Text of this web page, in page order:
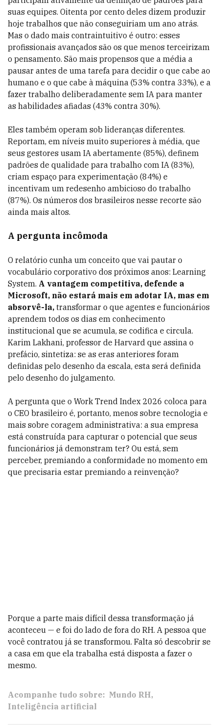
suas equipes. Oitenta por cento deles dizem produzir
hoje trabalhos que não conseguiriam um ano atrás.
Mas o dado mais contraintuitivo é outro: esses
profissionais avançados são os que menos terceirizam
o pensamento. São mais propensos que a média a
pausar antes de uma tarefa para decidir o que cabe ao
humano e o que cabe à máquina (53% contra 33%), e a
fazer trabalho deliberadamente sem IA para manter
as habilidades afiadas (43% contra 30%).
Eles também operam sob lideranças diferentes.
Reportam, em níveis muito superiores à média, que
seus gestores usam IA abertamente (85%), definem
padrões de qualidade para trabalho com IA (83%),
criam espaço para experimentação (84%) e
incentivam um redesenho ambicioso do trabalho
(87%). Os números dos brasileiros nesse recorte são
ainda mais altos.
A pergunta incômoda
O relatório cunha um conceito que vai pautar o
vocabulário corporativo dos próximos anos: Learning
System. A vantagem competitiva, defende a
Microsoft, não estará mais em adotar IA, mas em
absorvê-la, transformar o que agentes e funcionários
aprendem todos os dias em conhecimento
institucional que se acumula, se codifica e circula.
Karim Lakhani, professor de Harvard que assina o
prefácio, sintetiza: se as eras anteriores foram
definidas pelo desenho da escala, esta será definida
pelo desenho do julgamento.
A pergunta que o Work Trend Index 2026 coloca para
o CEO brasileiro é, portanto, menos sobre tecnologia e
mais sobre coragem administrativa: a sua empresa
está construída para capturar o potencial que seus
funcionários já demonstram ter? Ou está, sem
perceber, premiando a conformidade no momento em
que precisaria estar premiando a reinvenção?
Porque a parte mais difícil dessa transformação já
aconteceu — e foi do lado de fora do RH. A pessoa que
você contratou já se transformou. Falta só descobrir se
a casa em que ela trabalha está disposta a fazer o
mesmo.
Acompanhe tudo sobre: Mundo RH
Inteligência artificial